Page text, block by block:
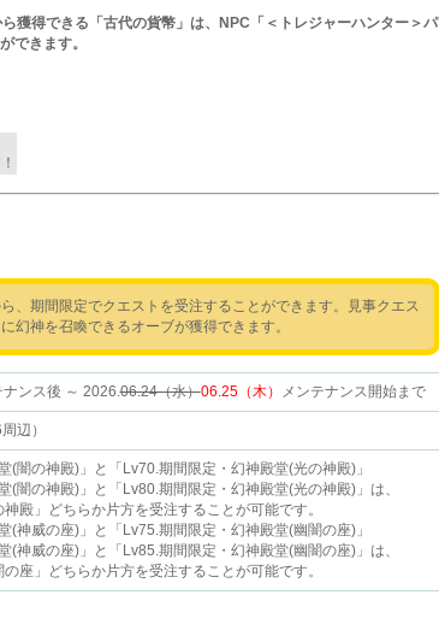
獲得できる「古代の貨幣」は、NPC「＜トレジャーハンター＞パ
できます。
、期間限定でクエストを受注することができます。見事クエス
幻神を召喚できるオーブが獲得できます。
ンス後 ～ 2026.06.24（水）06.25（木） メンテナンス開始まで
辺）
(闇の神殿)」と「Lv70.期間限定・幻神殿堂(光の神殿)」
(闇の神殿)」と「Lv80.期間限定・幻神殿堂(光の神殿)」は、
神殿」どちらか片方を受注することが可能です。
(神威の座)」と「Lv75.期間限定・幻神殿堂(幽闇の座)」
(神威の座)」と「Lv85.期間限定・幻神殿堂(幽闇の座)」は、
の座」どちらか片方を受注することが可能です。